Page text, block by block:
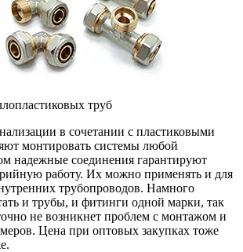
труб
в сочетании с пластиковыми
монтировать системы любой
надежные соединения гарантируют
работу. Их можно применять и для
трубопроводов. Намного
и трубы, и фитинги одной марки, так
не возникнет проблем с монтажом и
Цена при оптовых закупках тоже